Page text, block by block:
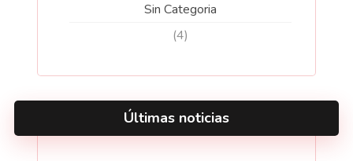
Sin Categoria
(4)
Últimas noticias